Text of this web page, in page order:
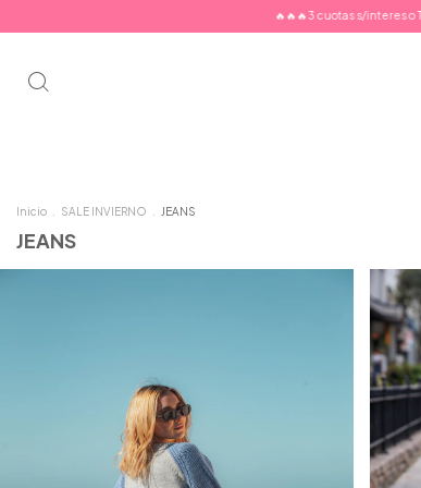
🔥🔥🔥3 cuotas s/interes o
Inicio SALE INVIERNO JEANS
JEANS